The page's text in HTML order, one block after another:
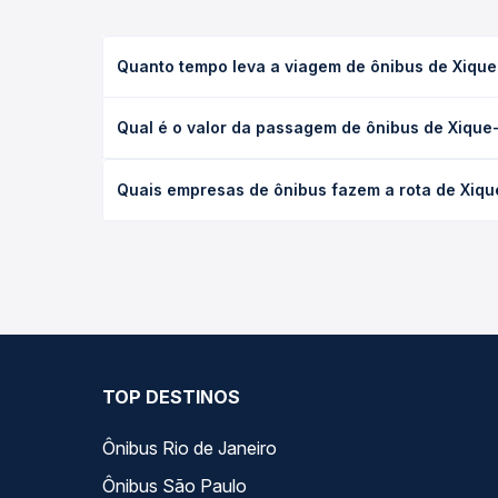
Quanto tempo leva a viagem de ônibus de
as condições de tráfego. Na Quero Passagem
Qual é o valor da passagem de ônibus de
antecedência da compra. Na Quero Passagem
Quais empresas de ônibus fazem a rota de
TOP DESTINOS
Ônibus Rio de Janeiro
Ônibus São Paulo